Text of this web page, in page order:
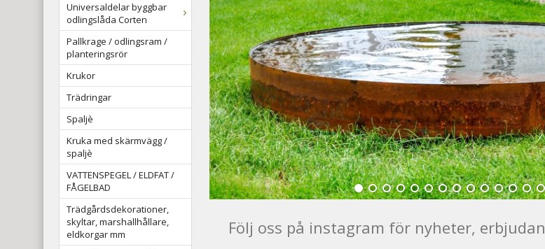
Universaldelar byggbar
odlingslåda Corten
Pallkrage / odlingsram /
planteringsrör
Krukor
Trädringar
Spaljè
Kruka med skärmvägg /
spaljè
VATTENSPEGEL / ELDFAT /
FÅGELBAD
Trädgårdsdekorationer,
skyltar, marshallhållare,
eldkorgar mm
Följ oss på instagram för nyheter,